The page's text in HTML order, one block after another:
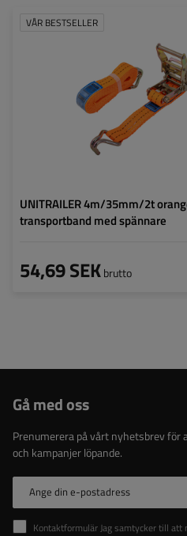
VÅR BESTSELLER
UNITRAILER 4m/35mm/2t
transportband med spännare
54,69 SEKbrutto
35 mm
Surrningskapacitet (LC):
2 tony (2000
Standard spännkraft (STF): 280 daN
Gå med oss
Prenumerera på vårt nyhetsbrev
och kampanjer löpande.
Ange din e-postadress
Kontaktformulär Jag samtycker till att mina personuppgifter som lämnas i